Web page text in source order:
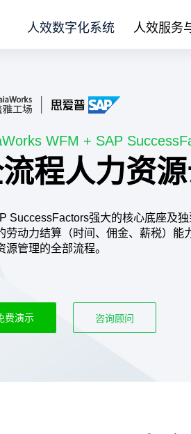
人效数字化系统 人效服务
WFM + SAP
程人力资
SuccessFactors强大的核心底座及
劳动力结算（时间、佣金、薪税）能
源管理的全部流程。
费演示 咨询顾问